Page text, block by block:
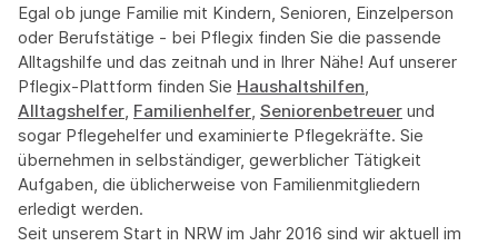
Egal ob junge Familie mit Kindern, Senioren, Einzelperson
oder Berufstätige - bei Pflegix finden Sie die passende
Alltagshilfe und das zeitnah und in Ihrer Nähe! Auf unserer
Pflegix-Plattform finden Sie Haushaltshilfen,
Alltagshelfer, Familienhelfer, Seniorenbetreuer und
sogar Pflegehelfer und examinierte Pflegekräfte. Sie
übernehmen in selbständiger, gewerblicher Tätigkeit
Aufgaben, die üblicherweise von Familienmitgliedern
erledigt werden.
Seit unserem Start in NRW im Jahr 2016 sind wir aktuell im